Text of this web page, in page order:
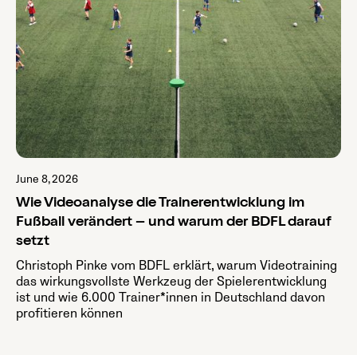
June 8, 2026
Wie Videoanalyse die Trainerentwicklung im
Fußball verändert – und warum der BDFL darauf
setzt
Christoph Pinke vom BDFL erklärt, warum Videotraining
das wirkungsvollste Werkzeug der Spielerentwicklung
ist und wie 6.000 Trainer*innen in Deutschland davon
profitieren können